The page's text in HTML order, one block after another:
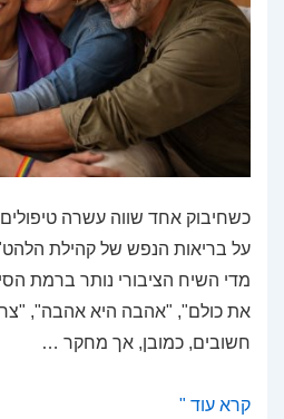
כשחיבוק אחד שווה עשרה
על בריאות הנפש של קהילת
מדי השיח הציבורי נותר ברמת
את כולם", "אהבה היא אהבה",
חשובים, כמובן, אך מחקר …
המשפחה
קרא עוד "